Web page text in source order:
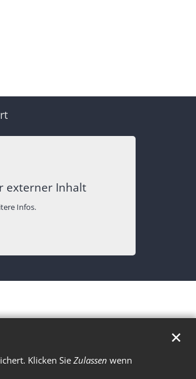
Klicken Sie Zulassen wenn
✕
externer Inhalt
Infos.